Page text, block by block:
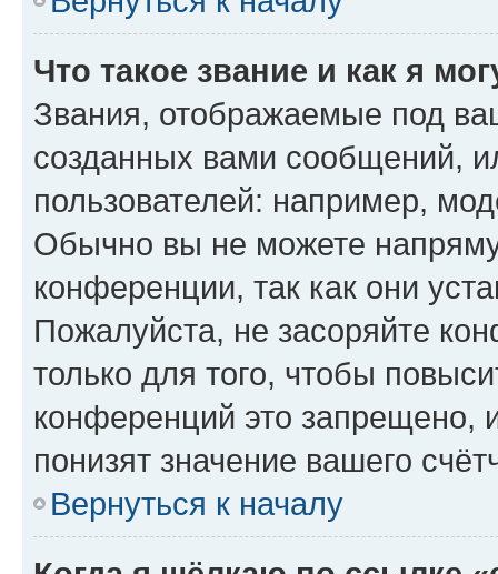
Что такое звание и как я
Звания, отображаемые под
созданных вами сообщений,
пользователей: например,
Обычно вы не можете
конференции, так как они
Пожалуйста, не засоряйте
только для того, чтобы
конференций это запрещено,
понизят значение вашего
Вернуться к началу